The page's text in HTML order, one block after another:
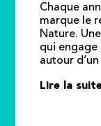
Chaque
marque le
Nature.
qui engage
autour
Lire la